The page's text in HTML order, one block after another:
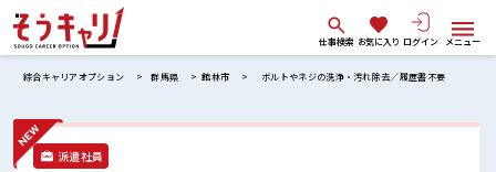
仕事検索 お気に入り ログイン メニュー
綜合キャリアオプション 群馬県 館林市 ボルトやネジの洗浄・汚れ除去／履歴書不要
派遣社員